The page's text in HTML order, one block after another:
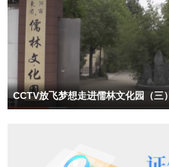
CCTV放飞梦想走进儒林文化园（三）